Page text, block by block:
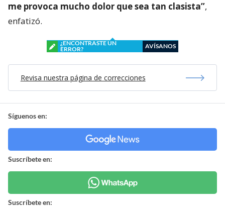
me provoca mucho dolor que sea tan clasista”,
enfatizó.
¿ENCONTRASTE UN
ERROR?
AVÍSANOS
Revisa nuestra página de correcciones
Síguenos en:
Suscríbete en:
Suscríbete en: